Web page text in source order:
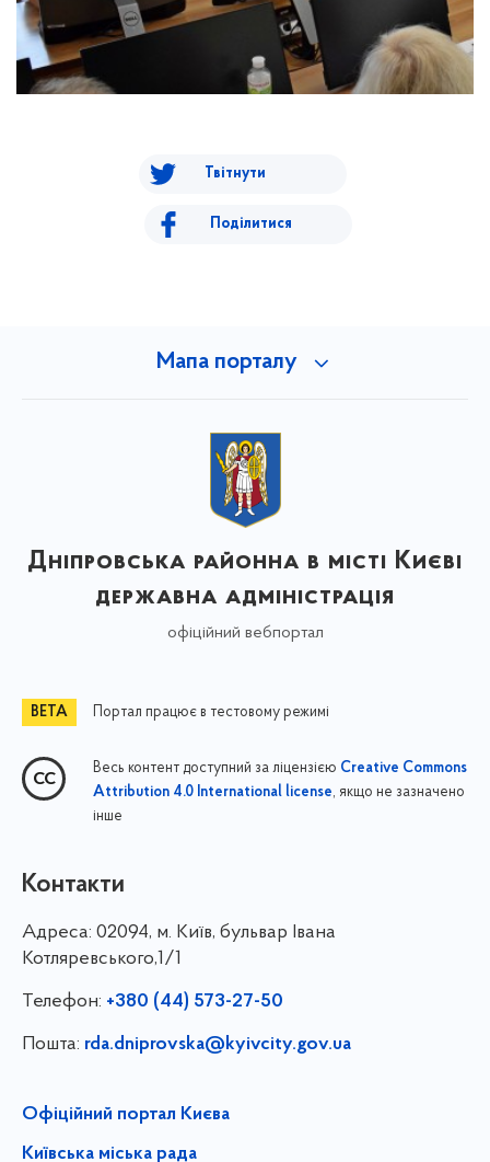
Твітнути
Поділитися
Мапа порталу
Дніпровська районна в місті Києві
державна адміністрація
офіційний вебпортал
Портал працює в тестовому режимі
Весь контент доступний за ліцензією Creative Commons
Attribution 4.0 International license, якщо не зазначено
інше
Контакти
Адреса: 02094, м. Київ, бульвар Івана
Котляревського,1/1
Телефон: +380 (44) 573-27-50
Пошта: rda.dniprovska@kyivcity.gov.ua
Офіційний портал Києва
Київська міська рада